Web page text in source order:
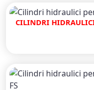
CILINDRI HIDRAULICI